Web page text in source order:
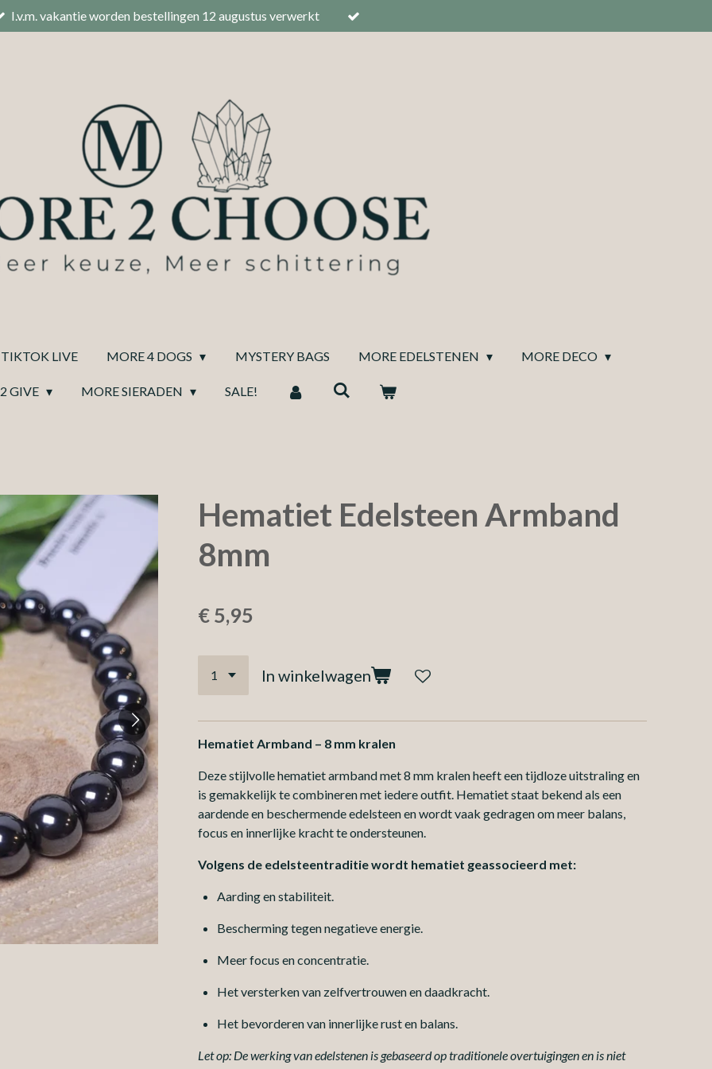
I.v.m. vakantie worden bestellingen 12 augustus verwerkt
LIVE MORE 4 DOGS MYSTERY BAGS MORE EDELSTENEN MORE DECO
GIVE MORE SIERADEN SALE!
Hematiet Edelsteen Armband
8mm
€ 5,95
In winkelwagen
Hematiet Armband – 8 mm kralen
Deze stijlvolle hematiet armband met 8 mm kralen heeft een tijdloze uitstraling en
is gemakkelijk te combineren met iedere outfit. Hematiet staat bekend als een
aardende en beschermende edelsteen en wordt vaak gedragen om meer balans,
focus en innerlijke kracht te ondersteunen.
Volgens de edelsteentraditie wordt hematiet geassocieerd met:
Aarding en stabiliteit.
Bescherming tegen negatieve energie.
Meer focus en concentratie.
Het versterken van zelfvertrouwen en daadkracht.
Het bevorderen van innerlijke rust en balans.
Let op: De werking van edelstenen is gebaseerd op traditionele overtuigingen en is niet